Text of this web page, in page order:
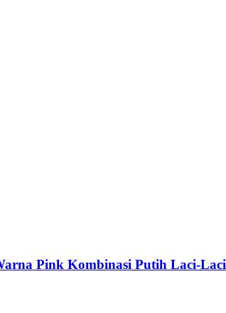
Pink Kombinasi Putih Laci-Laci